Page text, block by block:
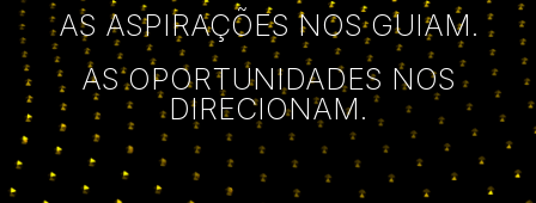
AS ASPIRAÇÕES NOS GUIAM.
AS OPORTUNIDADES NOS
DIRECIONAM.